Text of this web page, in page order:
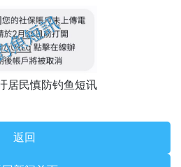
居民慎防钓鱼短讯
返回